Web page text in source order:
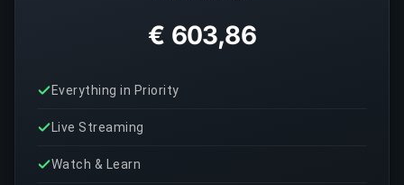
€ 603,86
Everything in Priority
Live Streaming
Watch & Learn